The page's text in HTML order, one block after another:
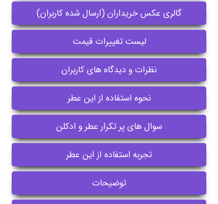
گالری عکس خریداران (ارسال شده کاربران)
لیست تغییرات قیمت
نظرات و دیدگاه های کاربران
نحوه استفاده از این عطر
سوال های پر تکرار عطر و ادکلن
تجربه استفاده از این عطر
توضیحات